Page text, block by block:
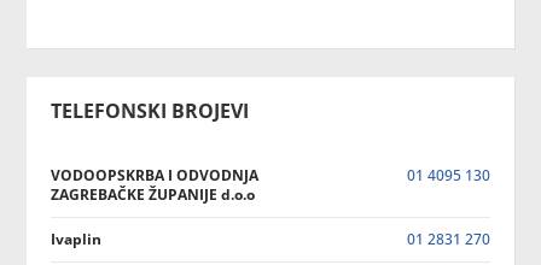
TELEFONSKI BROJEVI
VODOOPSKRBA I ODVODNJA
ZAGREBAČKE ŽUPANIJE d.o.o
01 4095 130
Ivaplin 01 2831 270